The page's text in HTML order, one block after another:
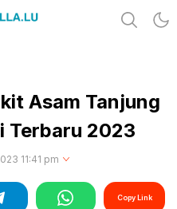
Asam Tanjung
Terbaru 2023
11:41 pm
Copy Link